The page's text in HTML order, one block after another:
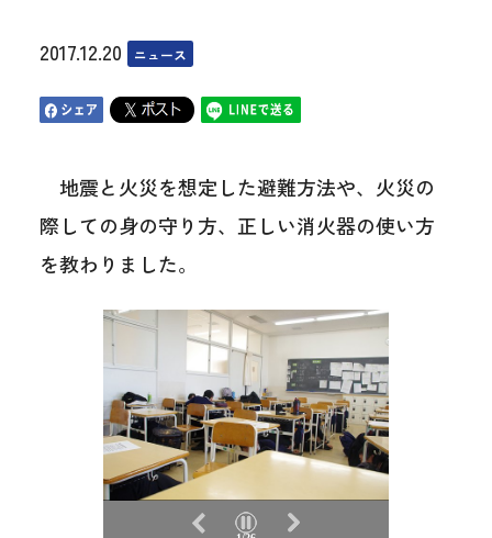
2017.12.20 ニュース
地震と火災を想定した避難方法や、火災の
際しての身の守り方、正しい消火器の使い方
を教わりました。